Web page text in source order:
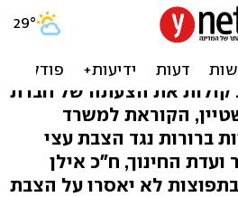
בלי עצי אשוח
קולות את הצעתה של חברת
הקוראת למשרד
ברורות נגד הצבת עצי
ועדת החינוך, ח"כ אילן
לא יאסרו על הצבת